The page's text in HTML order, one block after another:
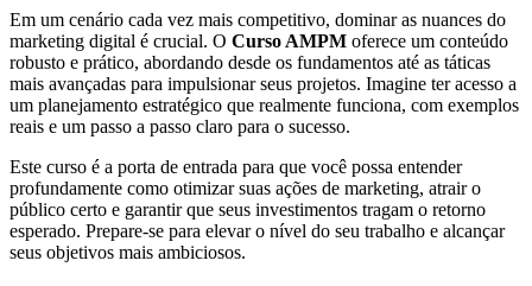
Em um cenário cada vez mais competitivo, dominar as nuances do
marketing digital é crucial. O Curso AMPM oferece um conteúdo
robusto e prático, abordando desde os fundamentos até as táticas
mais avançadas para impulsionar seus projetos. Imagine ter acesso a
um planejamento estratégico que realmente funciona, com exemplos
reais e um passo a passo claro para o sucesso.
Este curso é a porta de entrada para que você possa entender
profundamente como otimizar suas ações de marketing, atrair o
público certo e garantir que seus investimentos tragam o retorno
esperado. Prepare-se para elevar o nível do seu trabalho e alcançar
seus objetivos mais ambiciosos.